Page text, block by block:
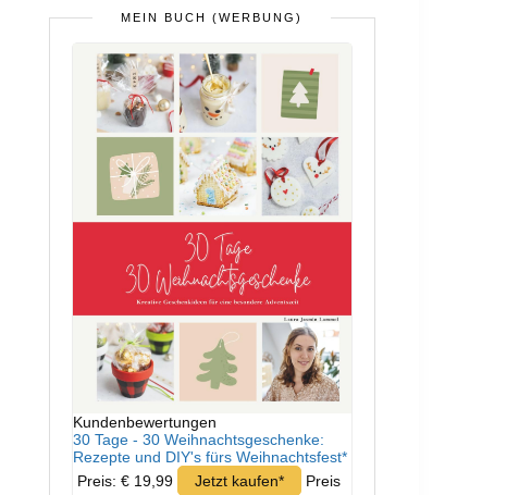
MEIN BUCH (WERBUNG)
Kundenbewertungen
30 Tage - 30 Weihnachtsgeschenke:
Rezepte und DIY's fürs Weihnachtsfest*
Preis: € 19,99
Jetzt kaufen*
Preis